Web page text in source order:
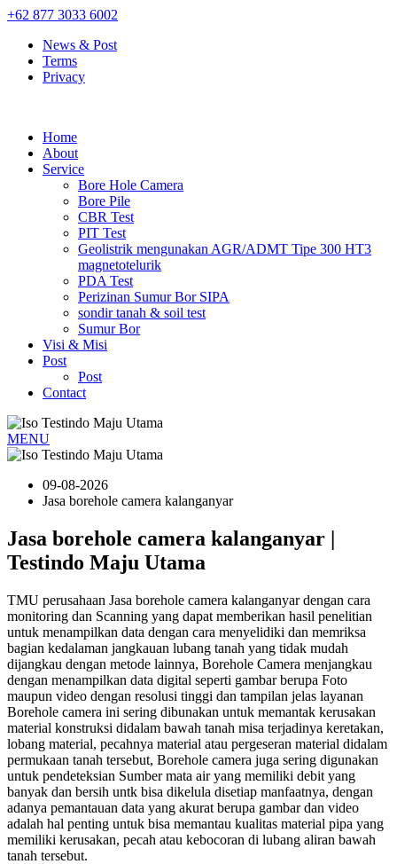
+62 877 3033 6002
News & Post
Terms
Privacy
Home
About
Service
Bore Hole Camera
Bore Pile
CBR Test
PIT Test
Geolistrik mengunakan AGR/ADMT Tipe 300 HT3
magnetotelurik
PDA Test
Perizinan Sumur Bor SIPA
sondir tanah & soil test
Sumur Bor
Visi & Misi
Post
Post
Contact
MENU
09-08-2026
Jasa borehole camera kalanganyar
Jasa borehole camera kalanganyar |
Testindo Maju Utama
TMU perusahaan Jasa borehole camera kalanganyar dengan cara
monitoring dan Scanning yang dapat memberikan hasil penelitian
untuk menampilkan data dengan cara menyelidiki dan memriksa
bagian kedalaman jangkauan lubang tanah yang tidak mudah
dijangkau dengan metode lainnya, Borehole Camera menjangkau
dengan menampilkan data digital seperti gambar berupa Foto
maupun video dengan resolusi tinggi dan tampilan jelas layanan
Borehole camera ini sering dibunakan untuk memantak kerusakan
material konstruksi didalam bawah tanah misa terjadinya keretakan,
lobang material, pecahnya material atau pergeseran material didalam
permukaan tanah tersebut, Borehole camera juga sering digunakan
untuk pendeteksian Sumber mata air yang memiliki debit yang
banyak dan bersih untk bisa dikelula disetiap manfaatnya, dengan
adanya pemantauan data yang akurat berupa gambar dan video
adalah hal penting untuk bisa memantau kualitas material pipa yang
memiliki kerusakan, pecah atau kebocoran di lubang aliran bawah
tanah tersebut.